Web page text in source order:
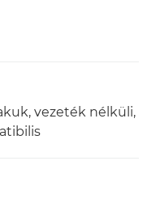
vezeték nélküli,